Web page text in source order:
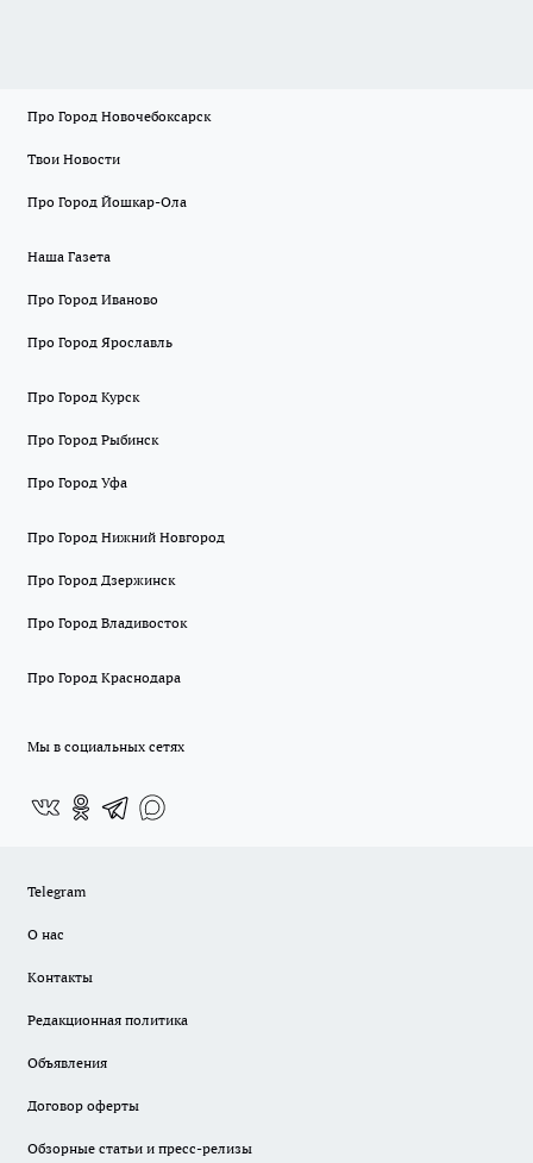
Про Город Новочебоксарск
Твои Новости
Про Город Йошкар-Ола
Наша Газета
Про Город Иваново
Про Город Ярославль
Про Город Курск
Про Город Рыбинск
Про Город Уфа
Про Город Нижний Новгород
Про Город Дзержинск
Про Город Владивосток
Про Город Краснодара
Мы в социальных сетях
Telegram
О нас
Контакты
Редакционная политика
Объявления
Договор оферты
Обзорные статьи и пресс-релизы